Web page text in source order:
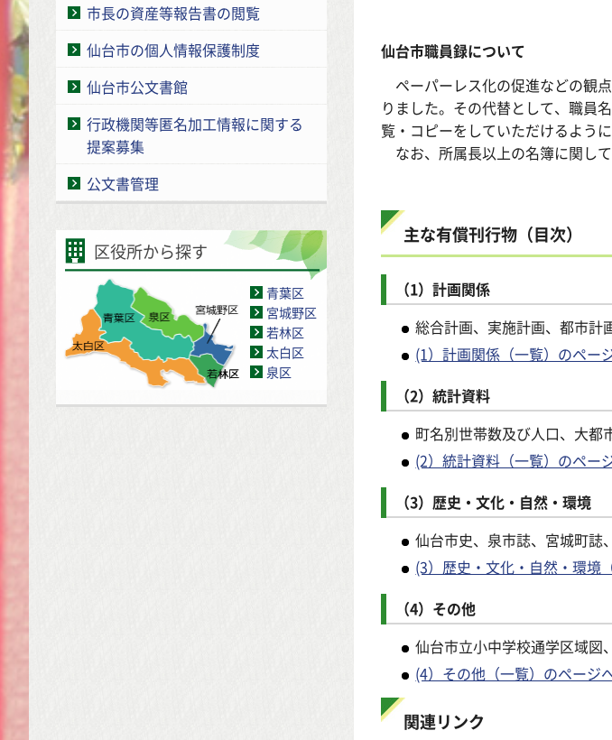
市長の資産等報告書の閲覧
仙台市の個人情報保護制度
仙台市公文書館
行政機関等匿名加工情報に関する
提案募集
公文書管理
区役所から探す
青葉区
宮城野区
若林区
太白区
泉区
仙台市職員録について
ペーパーレス化の促進などの観
りました。その代替として、職員
覧・コピーをしていただけるよう
なお、所属長以上の名簿に関して
主な有償刊行物（目次）
（1）計画関係
総合計画、実施計画、都市計
(1）計画関係（一覧）のペー
（2）統計資料
町名別世帯数及び人口、大都
(2）統計資料（一覧）のペー
（3）歴史・文化・自然・環境
仙台市史、泉市誌、宮城町誌
(3）歴史・文化・自然・環境
（4）その他
仙台市立小中学校通学区域図
(4）その他（一覧）のページ
関連リンク